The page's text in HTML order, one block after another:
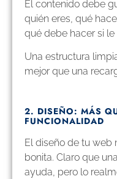
El contenido debe
quién eres, qué
qué debe hacer si le
Una estructura
mejor que una
2. DISEÑO: MÁS
FUNCIONALIDAD
El diseño de tu web
bonita. Claro que
ayuda, pero lo